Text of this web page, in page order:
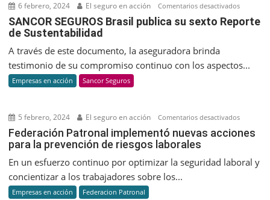
6 febrero, 2024 El seguro en acción Comentarios desactivadosen
SANCOR
su
SANCOR SEGUROS Brasil publica su sexto Reporte
de Sustentabilidad
A través de este documento, la aseguradora brinda
testimonio de su compromiso continuo con los aspectos...
Empresas en acción Sancor Seguros
5 febrero, 2024 El seguro en acción Comentarios desactivadosen
nuevas
Federación Patronal implementó nuevas acciones
para la prevención de riesgos laborales
En un esfuerzo continuo por optimizar la seguridad laboral y
concientizar a los trabajadores sobre los...
Empresas en acción Federacion Patronal